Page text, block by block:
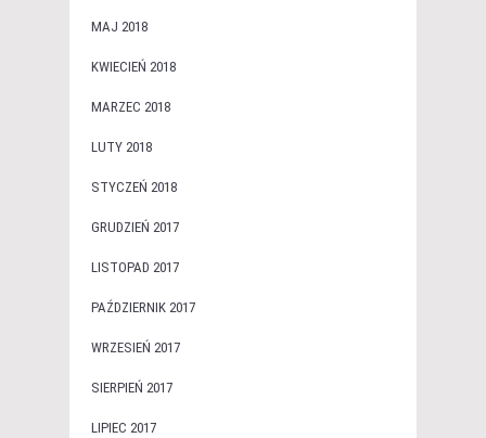
MAJ 2018
KWIECIEŃ 2018
MARZEC 2018
LUTY 2018
STYCZEŃ 2018
GRUDZIEŃ 2017
LISTOPAD 2017
PAŹDZIERNIK 2017
WRZESIEŃ 2017
SIERPIEŃ 2017
LIPIEC 2017